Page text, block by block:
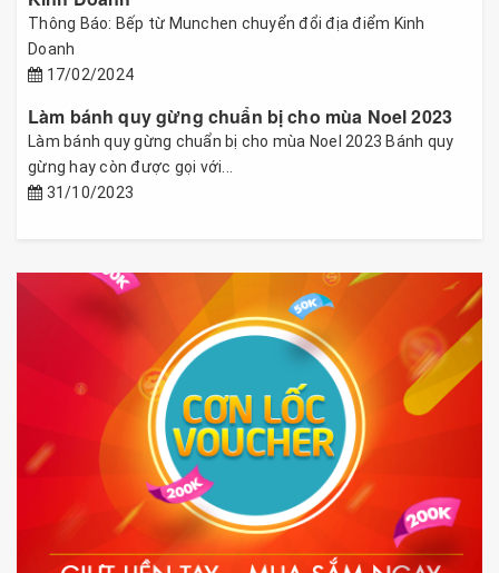
Thông Báo: Bếp từ Munchen chuyển đổi địa điểm Kinh
Doanh
17/02/2024
Làm bánh quy gừng chuẩn bị cho mùa Noel 2023
Làm bánh quy gừng chuẩn bị cho mùa Noel 2023 Bánh quy
gừng hay còn được gọi với...
31/10/2023